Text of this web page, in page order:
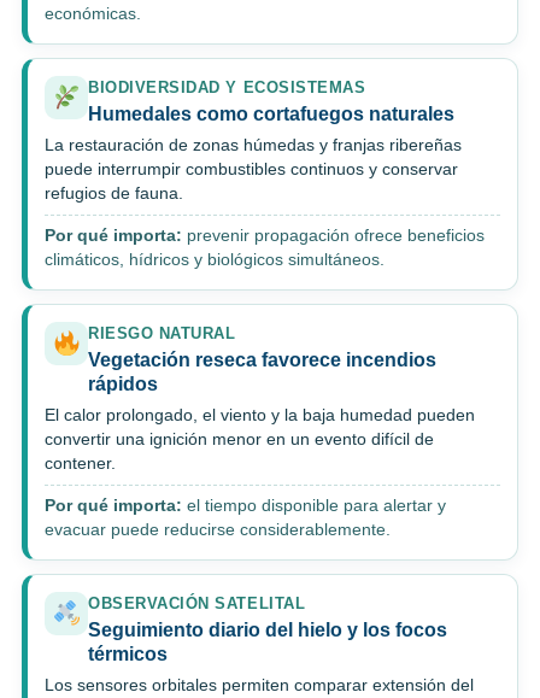
económicas.
BIODIVERSIDAD Y ECOSISTEMAS
Humedales como cortafuegos naturales
La restauración de zonas húmedas y franjas ribereñas
puede interrumpir combustibles continuos y conservar
refugios de fauna.
Por qué importa: prevenir propagación ofrece beneficios
climáticos, hídricos y biológicos simultáneos.
RIESGO NATURAL
Vegetación reseca favorece incendios
rápidos
El calor prolongado, el viento y la baja humedad pueden
convertir una ignición menor en un evento difícil de
contener.
Por qué importa: el tiempo disponible para alertar y
evacuar puede reducirse considerablemente.
OBSERVACIÓN SATELITAL
Seguimiento diario del hielo y los focos
térmicos
Los sensores orbitales permiten comparar extensión del